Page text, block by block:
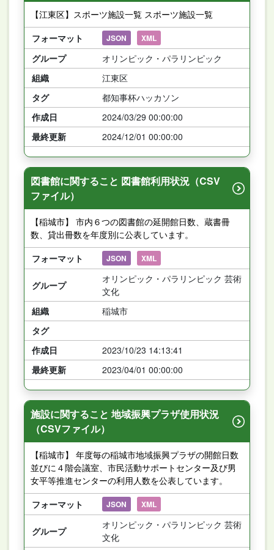
【江東区】スポーツ施設一覧 スポーツ施設一覧
フォーマット
JSON XML
グループ
オリンピック・パラリンピック
組織
江東区
タグ
都知事杯ハッカソン
作成日
2024/03/29 00:00:00
最終更新
2024/12/01 00:00:00
図書館に関すること 図書館利用状況（CSV
ファイル）
【稲城市】 市内６つの図書館の延開館日数、蔵書冊
数、貸出冊数を年度別に公表しています。
フォーマット
JSON XML
グループ
オリンピック・パラリンピック 芸術
文化
組織
稲城市
タグ
作成日
2023/10/23 14:13:41
最終更新
2023/04/01 00:00:00
施設に関すること 地域振興プラザ使用状況
（CSVファイル）
【稲城市】 年度毎の稲城市地域振興プラザの開館日数
並びに４階会議室、市民活動サポートセンター及び男
女平等推進センターの利用人数を公表しています。
フォーマット
JSON XML
グループ
オリンピック・パラリンピック 芸術
文化